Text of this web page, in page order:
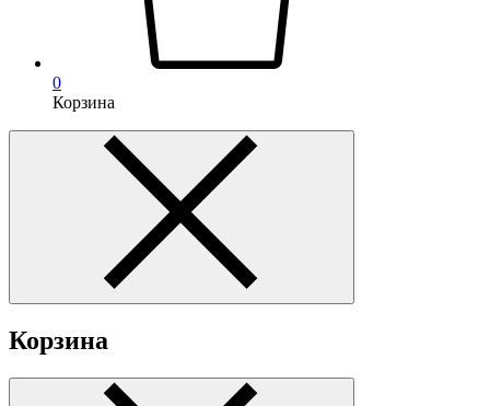
0
Корзина
Корзина